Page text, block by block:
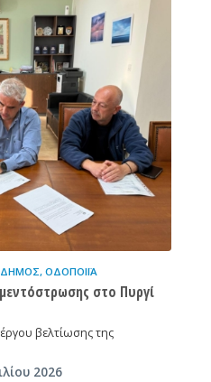
ΔΉΜΟΣ, ΟΔΟΠΟΙΪ́Α
στο Πυργί
βελτίωσης της
2026